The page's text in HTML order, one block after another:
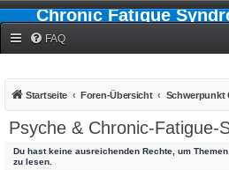
Chronic Fatigue
FAQ
Startseite Foren-Übersicht
Psyche & Chronic-Fatigue-
Du hast keine ausreichenden Rechte, um
zu lesen.